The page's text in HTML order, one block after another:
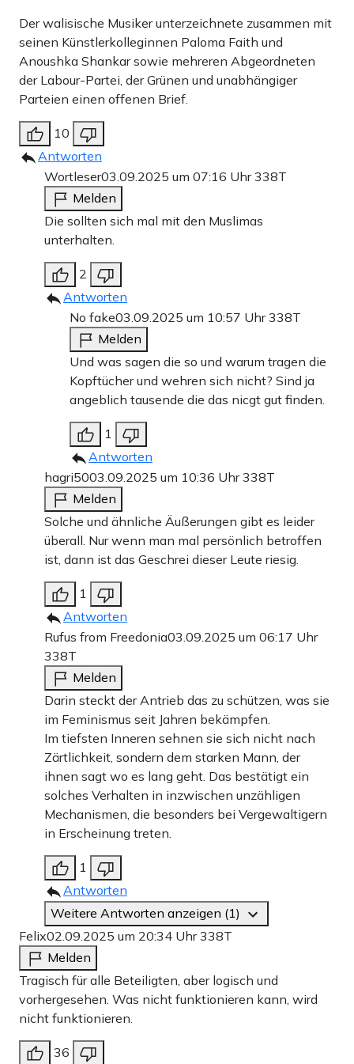
Der walisische Musiker unterzeichnete zusammen mit
seinen Künstlerkolleginnen Paloma Faith und
Anoushka Shankar sowie mehreren Abgeordneten
der Labour-Partei, der Grünen und unabhängiger
Parteien einen offenen Brief.
10
Antworten
Wortleser03.09.2025 um 07:16 Uhr338T
Melden
Die sollten sich mal mit den Muslimas
unterhalten.
2
Antworten
No fake03.09.2025 um 10:57 Uhr338T
Melden
Und was sagen die so und warum tragen die
Kopftücher und wehren sich nicht? Sind ja
angeblich tausende die das nicgt gut finden.
1
Antworten
hagri5003.09.2025 um 10:36 Uhr338T
Melden
Solche und ähnliche Äußerungen gibt es leider
überall. Nur wenn man mal persönlich betroffen
ist, dann ist das Geschrei dieser Leute riesig.
1
Antworten
Rufus from Freedonia03.09.2025 um 06:17 Uhr
338T
Melden
Darin steckt der Antrieb das zu schützen, was sie
im Feminismus seit Jahren bekämpfen.
Im tiefsten Inneren sehnen sie sich nicht nach
Zärtlichkeit, sondern dem starken Mann, der
ihnen sagt wo es lang geht. Das bestätigt ein
solches Verhalten in inzwischen unzähligen
Mechanismen, die besonders bei Vergewaltigern
in Erscheinung treten.
1
Antworten
Weitere Antworten anzeigen (1)
Felix02.09.2025 um 20:34 Uhr338T
Melden
Tragisch für alle Beteiligten, aber logisch und
vorhergesehen. Was nicht funktionieren kann, wird
nicht funktionieren.
36